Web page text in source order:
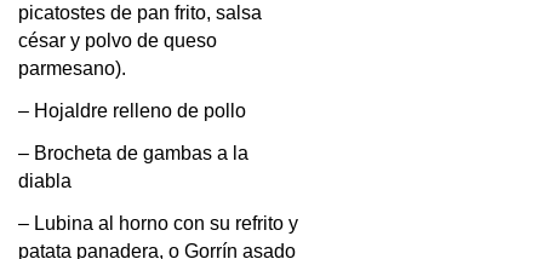
picatostes de pan frito, salsa
césar y polvo de queso
parmesano).
– Hojaldre relleno de pollo
– Brocheta de gambas a la
diabla
– Lubina al horno con su refrito y
patata panadera, o Gorrín asado